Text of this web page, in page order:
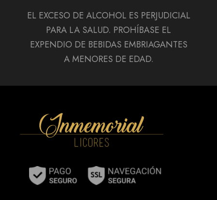
EL EXCESO DE ALCOHOL ES PERJUDICIAL
PARA LA SALUD. PROHÍBASE EL
EXPENDIO DE BEBIDAS EMBRIAGANTES
A MENORES DE EDAD.